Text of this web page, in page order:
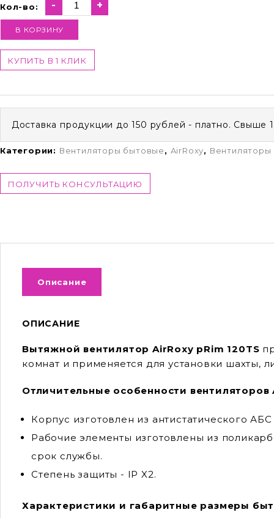
Кол-во: - +
В КОРЗИНУ
КУПИТЬ В 1 КЛИК
Доставка продукции до 150 рублей - платно. Свыше
Категории: Вентиляторы бытовые, AirRoxy, Вентиляторы
ПОЛУЧИТЬ КОНСУЛЬТАЦИЮ
Описание
ОПИСАНИЕ
Вытяжной вентилятор AirRoxy pRim 120TS
комнат и применяется для установки шахты,
Отличительные особенности вентиляторов
Корпус изготовлен из антистатического
Рабочие элементы изготовлены из
срок службы.
Степень защиты - IP X2.
Характеристики и габаритные размеры